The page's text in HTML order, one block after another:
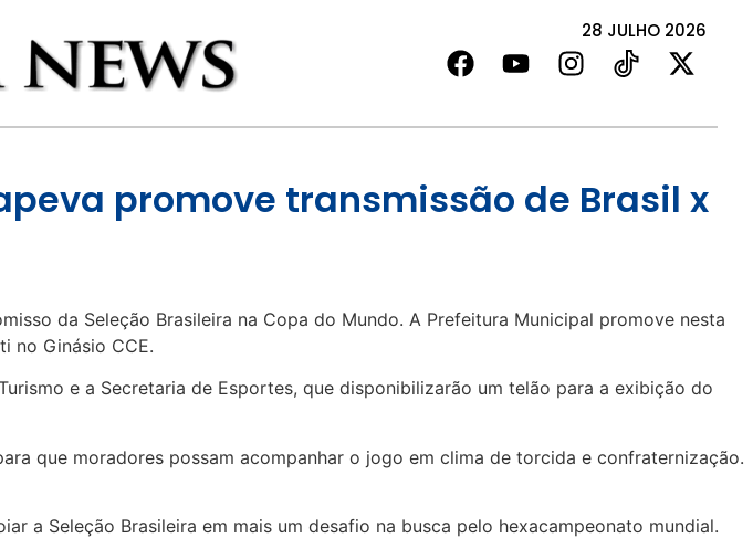
28 JULHO 2026
promove transmissão de Brasil x
da Seleção Brasileira na Copa do Mundo. A Prefeitura Municipal promove nesta
no Ginásio CCE.
e a Secretaria de Esportes, que disponibilizarão um telão para a exibição do
que moradores possam acompanhar o jogo em clima de torcida e confraternização.
a Seleção Brasileira em mais um desafio na busca pelo hexacampeonato mundial.